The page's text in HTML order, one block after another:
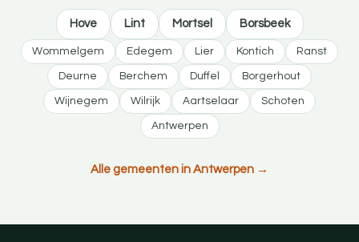
Hove Lint Mortsel Borsbeek
Wommelgem Edegem Lier Kontich Ranst
Deurne Berchem Duffel Borgerhout
Wijnegem Wilrijk Aartselaar Schoten
Antwerpen
Alle gemeenten in Antwerpen →